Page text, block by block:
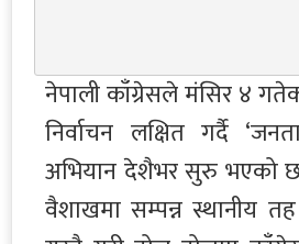
नेपाली काँग्रेसले मंसिर ४
निर्वाचन लक्षित गर्दै
अभियान देशैभर सुरु भएको
वैशाखमा सम्पन्न स्थानीय